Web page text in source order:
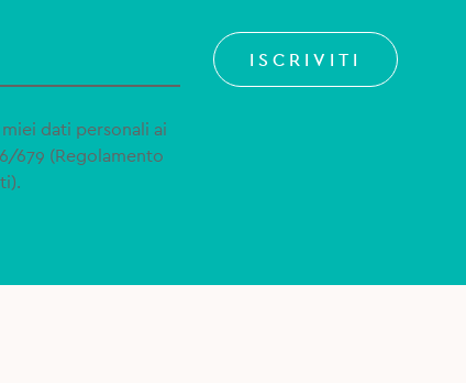
dati personali ai
679 (Regolamento
ISCRIVITI